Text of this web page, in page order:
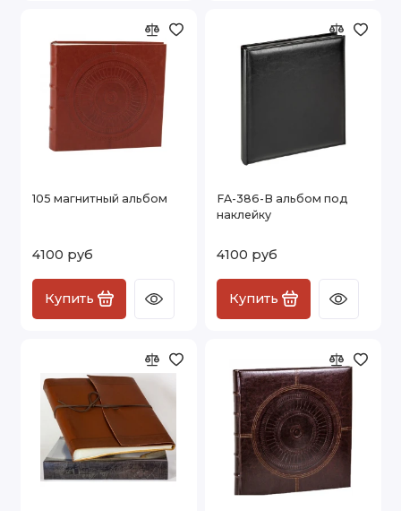
105 магнитный альбом
4100 руб
Купить
FA-386-B альбом под
наклейку
4100 руб
Купить